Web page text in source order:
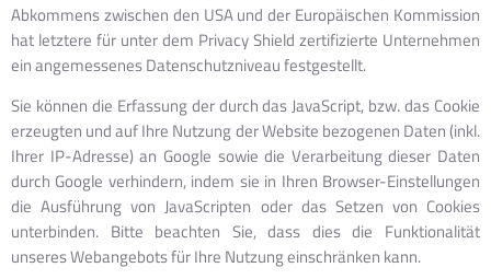
Abkommens zwischen den USA und der Europäischen Kommission
hat letztere für unter dem Privacy Shield zertifizierte Unternehmen
ein angemessenes Datenschutzniveau festgestellt.
Sie können die Erfassung der durch das JavaScript, bzw. das Cookie
erzeugten und auf Ihre Nutzung der Website bezogenen Daten (inkl.
Ihrer IP-Adresse) an Google sowie die Verarbeitung dieser Daten
durch Google verhindern, indem sie in Ihren Browser-Einstellungen
die Ausführung von JavaScripten oder das Setzen von Cookies
unterbinden. Bitte beachten Sie, dass dies die Funktionalität
unseres Webangebots für Ihre Nutzung einschränken kann.